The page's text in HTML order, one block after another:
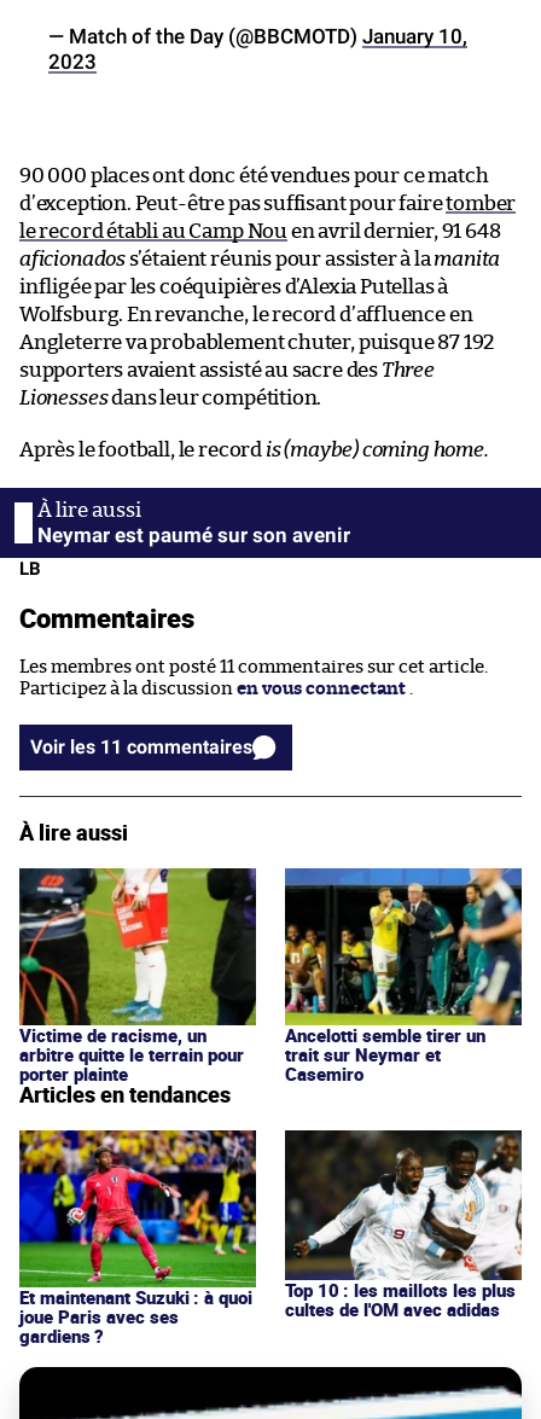
— Match of the Day (@BBCMOTD) January 10,
2023
90 000 places ont donc été vendues pour ce match
d’exception. Peut-être pas suffisant pour fairetomber
le record établi au Camp Nou en avril dernier, 91 648
aficionados s’étaient réunis pour assister à la manita
infligée par les coéquipières d’Alexia Putellas à
Wolfsburg. En revanche, le record d’affluence en
Angleterre va probablement chuter, puisque 87 192
supporters avaient assisté au sacre des Three
Lionessesdans leur compétition.
Après le football, le record is (maybe) coming home.
Neymar est paumé sur son avenir
LB
Commentaires
Les membres ont posté 11 commentaires sur cet article.
Participez à la discussion en vous connectant
Voir les 11 commentaires
À lire aussi
Victime de racisme, un
arbitre quitte le terrain pour
porter plainte
Ancelotti semble tirer un
trait sur Neymar et
Casemiro
Articles en tendances
Et maintenant Suzuki : à quoi
joue Paris avec ses
gardiens ?
Top 10 : les maillots les plus
cultes de l'OM avec adidas